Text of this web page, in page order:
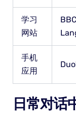
学习
网站
BBC
手机
应用
日常对话